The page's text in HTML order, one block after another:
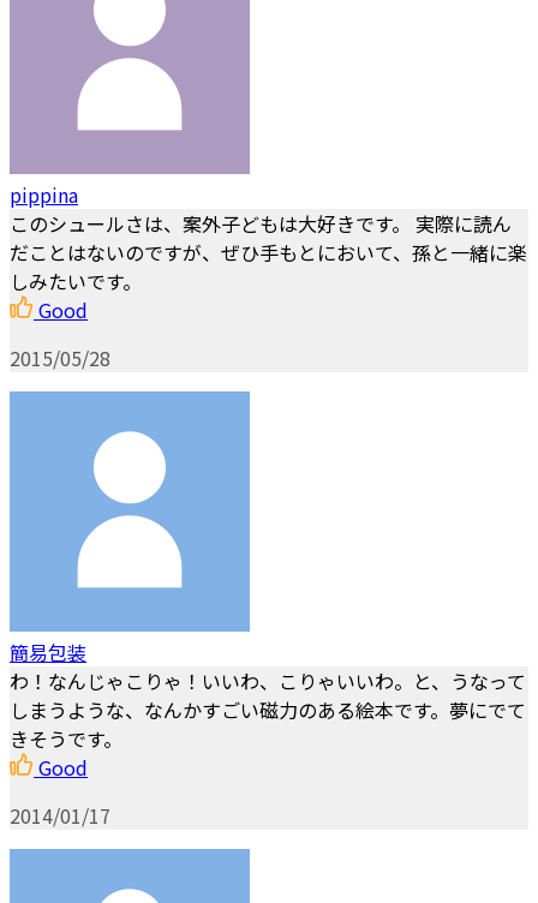
pippina
このシュールさは、案外子どもは大好きです。 実際に読ん
だことはないのですが、ぜひ手もとにおいて、孫と一緒に楽
しみたいです。
Good
2015/05/28
簡易包装
わ！なんじゃこりゃ！いいわ、こりゃいいわ。と、うなって
しまうような、なんかすごい磁力のある絵本です。夢にでて
きそうです。
Good
2014/01/17